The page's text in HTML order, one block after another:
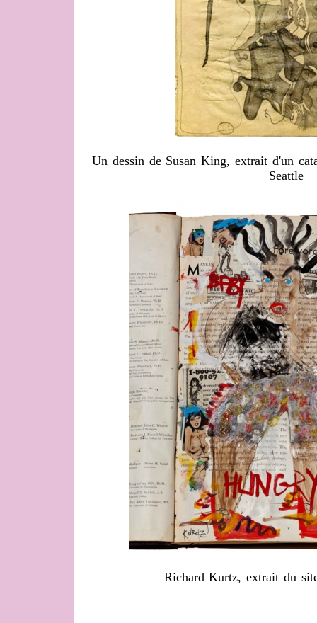
Un dessin de Susan King, extrait d'un
Seattle
Richard Kurtz, extrait du